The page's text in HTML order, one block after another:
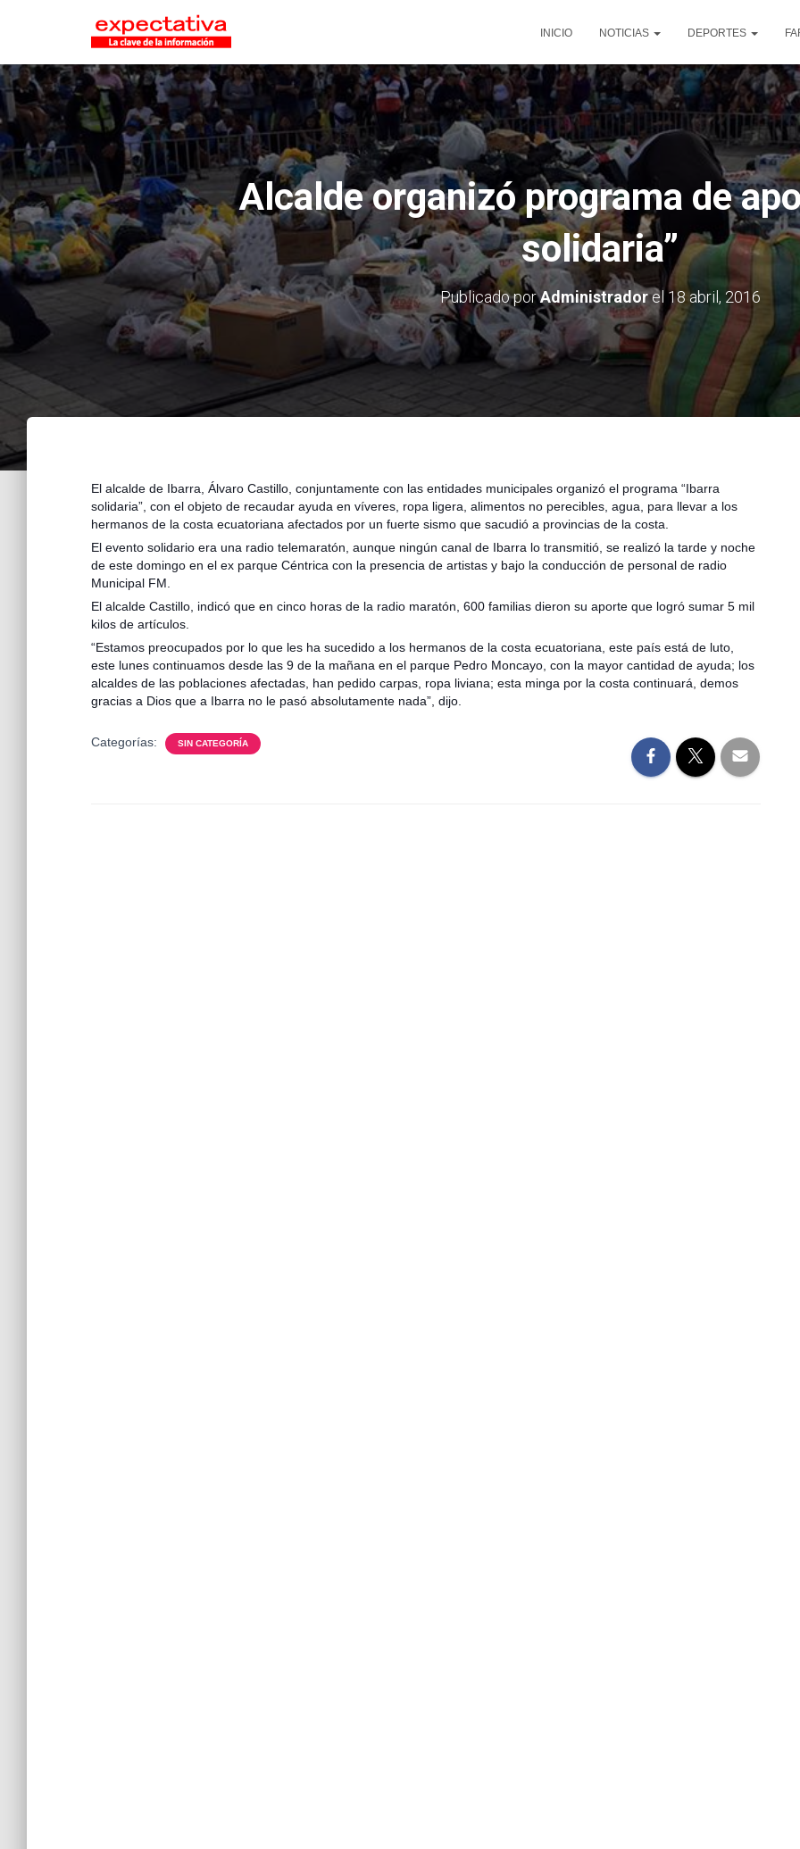
INICIO NOTICIAS DEPORTES
Alcalde organizó programa de
solidaria”
Publicado porAdministradorel 18 abril, 2016
El alcalde de Ibarra, Álvaro Castillo, conjuntamente con las entidades municipales organizó el programa “Ibarra
solidaria”, con el objeto de recaudar ayuda en víveres, ropa ligera, alimentos no perecibles, agua, para llevar a los
hermanos de la costa ecuatoriana afectados por un fuerte sismo que sacudió a provincias de la costa.
El evento solidario era una radio telemaratón, aunque ningún canal de Ibarra lo transmitió, se realizó la tarde y noche
de este domingo en el ex parque Céntrica con la presencia de artistas y bajo la conducción de personal de radio
Municipal FM.
El alcalde Castillo, indicó que en cinco horas de la radio maratón, 600 familias dieron su aporte que logró sumar 5 mil
kilos de artículos.
“Estamos preocupados por lo que les ha sucedido a los hermanos de la costa ecuatoriana, este país está de luto,
este lunes continuamos desde las 9 de la mañana en el parque Pedro Moncayo, con la mayor cantidad de ayuda; los
alcaldes de las poblaciones afectadas, han pedido carpas, ropa liviana; esta minga por la costa continuará, demos
gracias a Dios que a Ibarra no le pasó absolutamente nada”, dijo.
Categorías: SIN CATEGORÍA